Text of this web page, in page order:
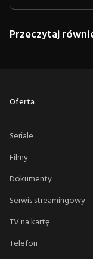
Przeczytaj
Oferta
Seriale
Filmy
Dokumenty
Serwis streamingowy
TV na kartę
Telefon